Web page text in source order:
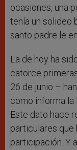
ocasiones, una
tenía un solideo
santo padre le
La de hoy ha
catorce
26 de junio –
como informa la
Este dato hace
particulares que
participación. Y